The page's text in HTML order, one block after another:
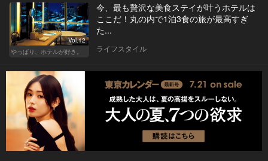
Vol.12
やっぱり、ホテルが好き。
今、最も贅沢な美食ステイが叶うホテルは
ここだ！丸の内で1泊3食の旅が最高すぎ
た...
ライフスタイル